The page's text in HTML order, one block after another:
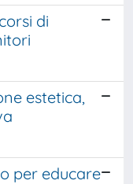
di
estetica,
per educare